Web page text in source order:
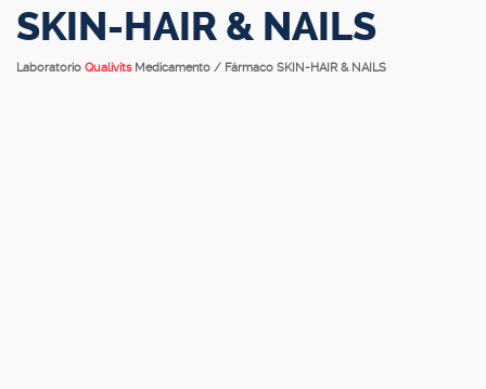
SKIN-HAIR & NAILS
Laboratorio Qualivits Medicamento / Fármaco SKIN-HAIR & NAILS